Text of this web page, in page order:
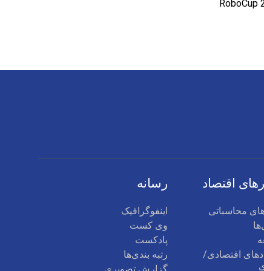
اقتصاد
محاسباتی
اقتصادی/
رسانه
اینفوگرافیک
وی کست
پادکست
رتبه بندی‌ها